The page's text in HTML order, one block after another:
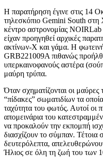
Η παρατήρηση έγινε στις 14
τηλεσκόπιο Gemini South στη
κέντρο αστρονομίας
είχαν προηγηθεί αρχικές
ακτίνων-Χ και γάμα. H
GRB221009A πιθανώς
υπερκαινοφανούς αστέρα
μαύρη τρύπα.
Όταν σχηματίζονται οι
“πίδακες” σωματιδίων τα
ταχύτητα του φωτός. Αυτοί οι
απομεινάρια του
να προκαλούν την εκπομπή
διασχίζουν το σύμπαν.
δευτερόλεπτα,
Ήλιος σε όλη τη ζωή του των